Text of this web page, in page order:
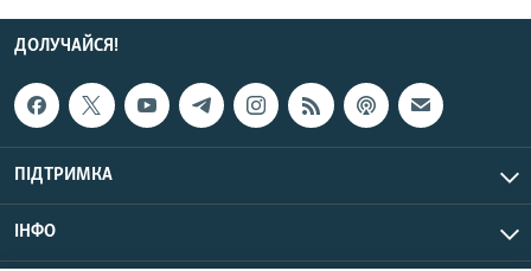
ДОЛУЧАЙСЯ!
ПІДТРИМКА
ІНФО